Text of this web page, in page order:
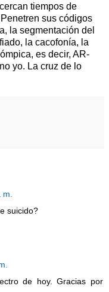
tiempos de
sus códigos
la segmentación del
la cacofonía, la
es decir, AR-
yo. La cruz de lo
suicido?
de hoy. Gracias por